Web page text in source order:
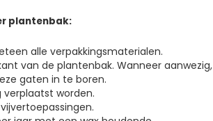
plantenbak:
alle verpakkingsmaterialen.
van de plantenbak. Wanneer aanwezig,
gaten in te boren.
worden.